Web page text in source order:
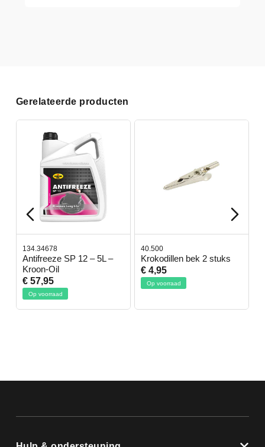
Gerelateerde producten
134.34678
Antifreeze SP 12 – 5L –
Kroon-Oil
€ 57,95
Op voorraad
40.500
Krokodillen bek 2 stuks
€ 4,95
Op voorraad